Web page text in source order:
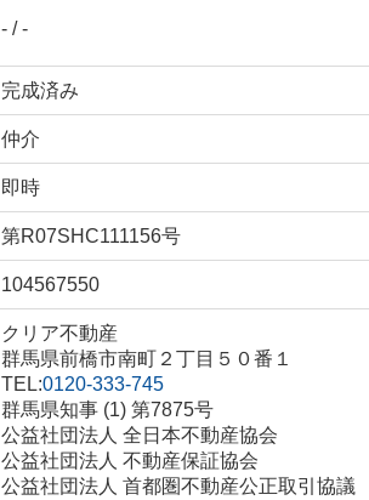
- / -
完成済み
仲介
即時
第R07SHC111156号
104567550
クリア不動産
群馬県前橋市南町２丁目５０番１
TEL:0120-333-745
群馬県知事 (1) 第7875号
公益社団法人 全日本不動産協会
公益社団法人 不動産保証協会
公益社団法人 首都圏不動産公正取引協議